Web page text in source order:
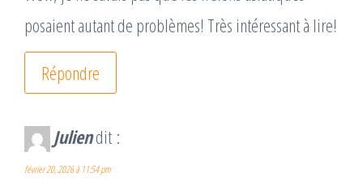
posaient autant de problèmes! Très intéressant à lire!
Répondre
Juliendit :
février 20, 2026 à 11:54 pm